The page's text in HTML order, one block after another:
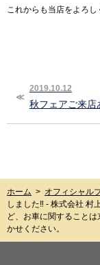
これからも当店をよろし
2019.10.12
秋フェアご来店
ホーム > オフィシャル
しました‼︎ - 株式会社 村
ど、お車に関すること
かせください。